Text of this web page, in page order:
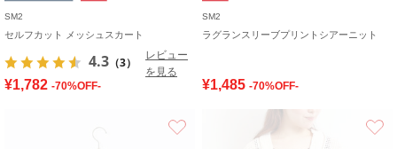
SM2
セルフカット メッシュスカート
4.3 （3）
レビュー
を見る
¥1,782 -70%OFF-
SM2
ラグランスリーブプリントシアーニット
¥1,485 -70%OFF-